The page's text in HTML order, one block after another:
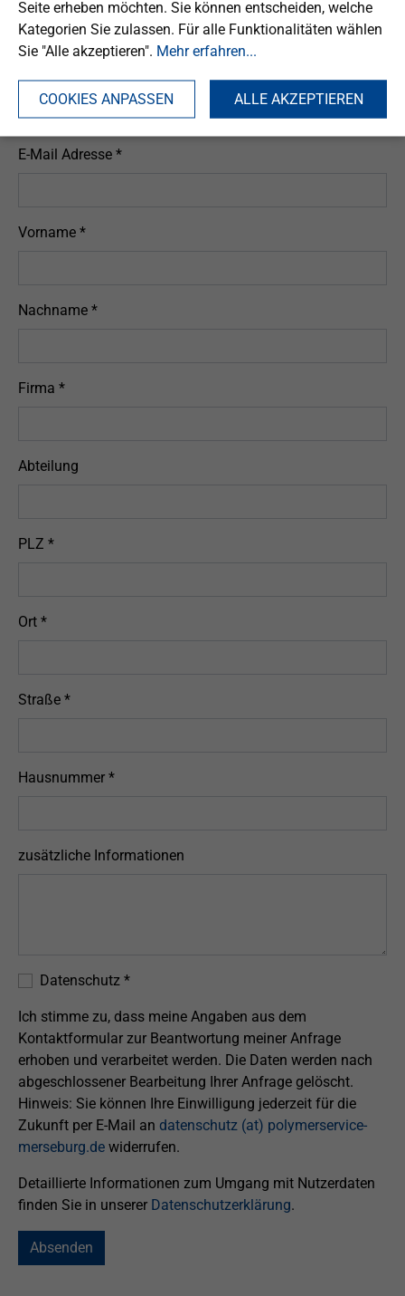
Alterungsverhaltens von Thermoplasten
16:00
Abschlussgespräch
Jetzt zum Seminar anmelden
E-Mail Adresse *
Vorname *
Nachname *
Firma *
Abteilung
PLZ *
Ort *
Straße *
Hausnummer *
zusätzliche Informationen
Datenschutz *
Ich stimme zu, dass meine Angaben aus dem
Kontaktformular zur Beantwortung meiner Anfrage
erhoben und verarbeitet werden. Die Daten werden nach
abgeschlossener Bearbeitung Ihrer Anfrage gelöscht.
Hinweis: Sie können Ihre Einwilligung jederzeit für die
Zukunft per E-Mail an datenschutz (at) polymerservice-
merseburg.de widerrufen.
Detaillierte Informationen zum Umgang mit Nutzerdaten
finden Sie in unserer Datenschutzerklärung.
Absenden
Seite erheben möchten. Sie können entscheiden, welche
Kategorien Sie zulassen. Für alle Funktionalitäten wählen
Sie "Alle akzeptieren". Mehr erfahren...
COOKIES ANPASSEN ALLE AKZEPTIEREN